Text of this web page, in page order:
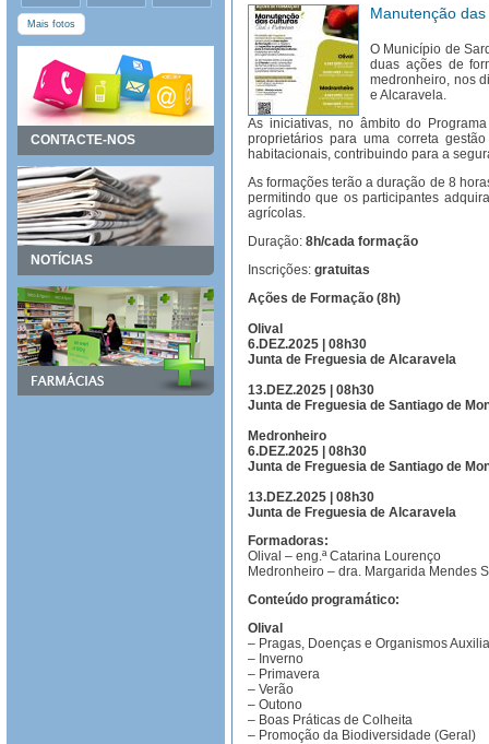
Mais fotos
CONTACTE-NOS
NOTÍCIAS
Manutenção
O Município de
duas ações de
medronheiro, nos
e Alcaravela.
As iniciativas, no âmbito do
proprietários para uma correta
habitacionais, contribuindo para a
As formações terão a duração de 8
permitindo que os participantes
agrícolas.
Duração: 8h/cada formação
Inscrições: gratuitas
Ações de Formação (8h)
Olival
6.DEZ.2025 | 08h30
Junta de Freguesia de Alcaravela
13.DEZ.2025 | 08h30
Junta de Freguesia de Santiago de
Medronheiro
6.DEZ.2025 | 08h30
Junta de Freguesia de Santiago de
13.DEZ.2025 | 08h30
Junta de Freguesia de Alcaravela
Formadoras:
Olival – eng.ª Catarina Lourenço
Medronheiro – dra. Margarida Mendes
Conteúdo programático:
Olival
– Pragas, Doenças e Organismos
– Inverno
– Primavera
– Verão
– Outono
– Boas Práticas de Colheita
– Promoção da Biodiversidade (Geral)